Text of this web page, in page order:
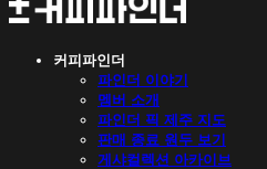
커피파인더
파인더 이야기
멤버 소개
파인더 픽 제주 지도
판매 종료 원두 보기
게샤컬렉션 아카이브